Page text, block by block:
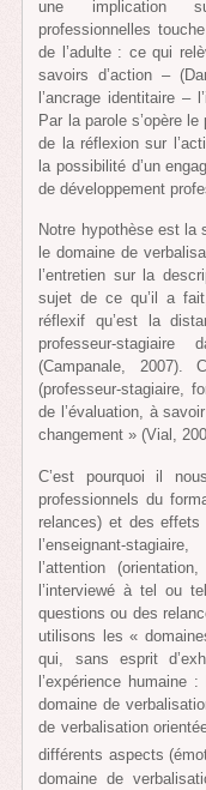
une implication
professionnelles
de l’adulte : ce qui
savoirs d’action –
l’ancrage identitaire –
Par la parole s’opère
de la réflexion sur
la possibilité d’un
de développement
Notre hypothèse est la
le domaine de
l’entretien sur la
sujet de ce qu’il a
réflexif qu’est la
professeur-stagiaire
(Campanale,
(professeur-stagiaire,
de l’évaluation, à
changement » (Vial,
C’est pourquoi il
professionnels du
relances) et des effets
l’enseignant-
l’attention
l’interviewé à tel ou
questions ou des
utilisons les «
qui, sans esprit
l’expérience humaine
domaine de
de verbalisation
différents aspects
domaine de